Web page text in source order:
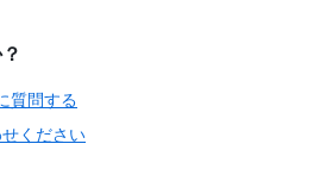
質問する
ください